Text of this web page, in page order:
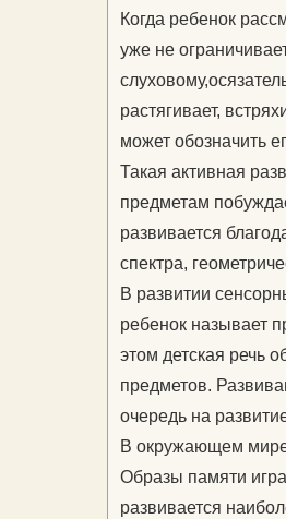
Когда ребенок
уже не
растягивает,
может обозначить
Такая активная
предметам
развивается
спектра,
В развитии
ребенок называет
этом детская речь
предметов.
очередь на
В окружающем мире
Образы памяти
развивается